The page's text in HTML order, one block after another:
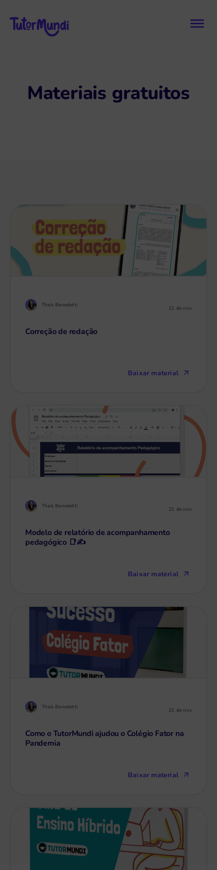
Materiais gratuitos
Thaís Benedetti 21 de nov
Correção de redação
Baixar material
Thaís Benedetti 21 de nov
Modelo de relatório de acompanhamento
pedagógico 📑✍️
Baixar material
Thaís Benedetti 21 de nov
Como o TutorMundi ajudou o Colégio Fator na
Pandemia
Baixar material